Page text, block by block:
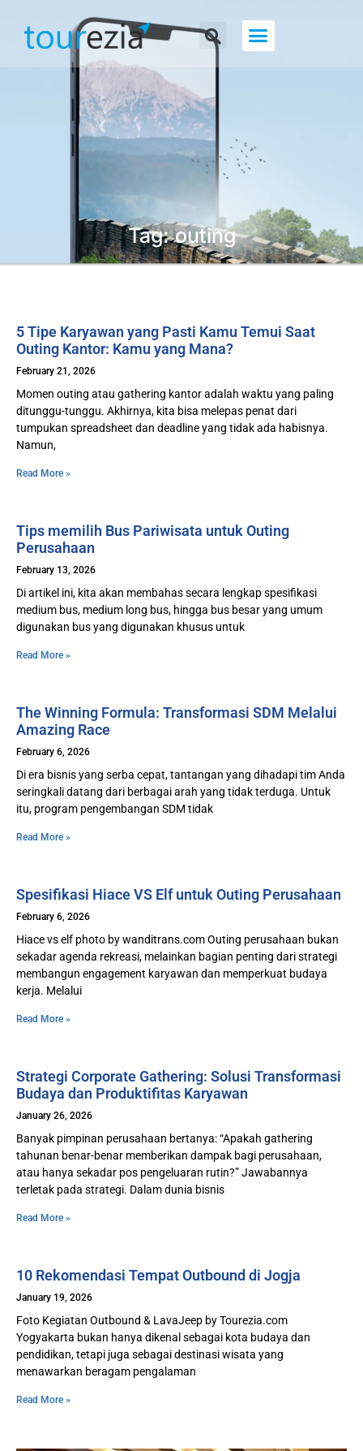
Tag: outing
5 Tipe Karyawan yang Pasti Kamu Temui Saat
Outing Kantor: Kamu yang Mana?
February 21, 2026
Momen outing atau gathering kantor adalah waktu yang paling
ditunggu-tunggu. Akhirnya, kita bisa melepas penat dari
tumpukan spreadsheet dan deadline yang tidak ada habisnya.
Namun,
Read More »
Tips memilih Bus Pariwisata untuk Outing
Perusahaan
February 13, 2026
Di artikel ini, kita akan membahas secara lengkap spesifikasi
medium bus, medium long bus, hingga bus besar yang umum
digunakan bus yang digunakan khusus untuk
Read More »
The Winning Formula: Transformasi SDM Melalui
Amazing Race
February 6, 2026
Di era bisnis yang serba cepat, tantangan yang dihadapi tim Anda
seringkali datang dari berbagai arah yang tidak terduga. Untuk
itu, program pengembangan SDM tidak
Read More »
Spesifikasi Hiace VS Elf untuk Outing Perusahaan
February 6, 2026
Hiace vs elf photo by wanditrans.com Outing perusahaan bukan
sekadar agenda rekreasi, melainkan bagian penting dari strategi
membangun engagement karyawan dan memperkuat budaya
kerja. Melalui
Read More »
Strategi Corporate Gathering: Solusi Transformasi
Budaya dan Produktifitas Karyawan
January 26, 2026
Banyak pimpinan perusahaan bertanya: “Apakah gathering
tahunan benar-benar memberikan dampak bagi perusahaan,
atau hanya sekadar pos pengeluaran rutin?” Jawabannya
terletak pada strategi. Dalam dunia bisnis
Read More »
10 Rekomendasi Tempat Outbound di Jogja
January 19, 2026
Foto Kegiatan Outbound & LavaJeep by Tourezia.com
Yogyakarta bukan hanya dikenal sebagai kota budaya dan
pendidikan, tetapi juga sebagai destinasi wisata yang
menawarkan beragam pengalaman
Read More »